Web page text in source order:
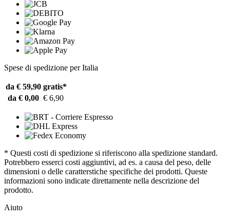
Spese di spedizione per Italia
da € 59,90 gratis*
da € 0,00 € 6,90
* Questi costi di spedizione si riferiscono alla spedizione standard.
Potrebbero esserci costi aggiuntivi, ad es. a causa del peso, delle
dimensioni o delle caratterstiche specifiche dei prodotti. Queste
informazioni sono indicate direttamente nella descrizione del
prodotto.
Aiuto